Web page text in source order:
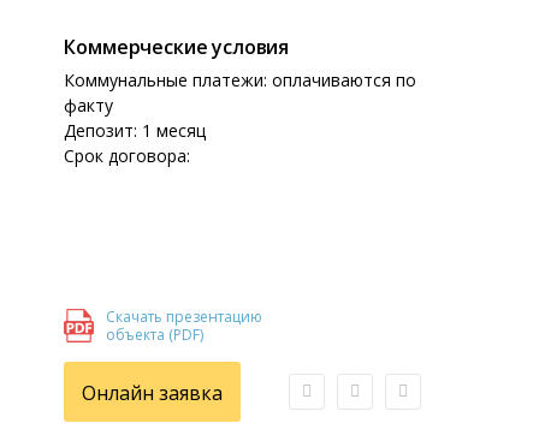
Коммерческие условия
Коммунальные платежи: оплачиваются по
факту
Депозит: 1 месяц
Срок договора:
Скачать презентацию
объекта (PDF)
Онлайн заявка